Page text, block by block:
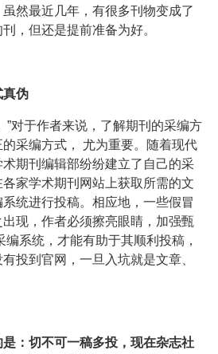
然最近几年，有很多刊物变成了
，但还是提前准备为好。
真伪
”对于作者来说，了解期刊的采编方
采编方式， 尤为重要。随着现代
期刊编辑部纷纷建立了自己的采
家学术期刊网站上获取所需的文
系统进行投稿。相应地，一些假冒
现，作者必须擦亮眼睛，加强甄
系统，才能有助于其顺利投稿，
投到官网，一旦入坑就是文章、
：切不可一稿多投，现在杂志社